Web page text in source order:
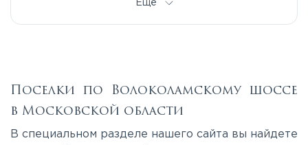
Ещё
Поселки по Волоколамскому шоссе
в Московской области
В специальном разделе нашего сайта вы найдете